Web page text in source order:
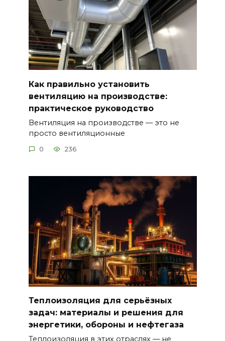
Как правильно установить
вентиляцию на производстве:
практическое руководство
Вентиляция на производстве — это не
просто вентиляционные
0 236
Теплоизоляция для серьёзных
задач: материалы и решения для
энергетики, обороны и нефтегаза
Теплоизоляция в этих отраслях — не